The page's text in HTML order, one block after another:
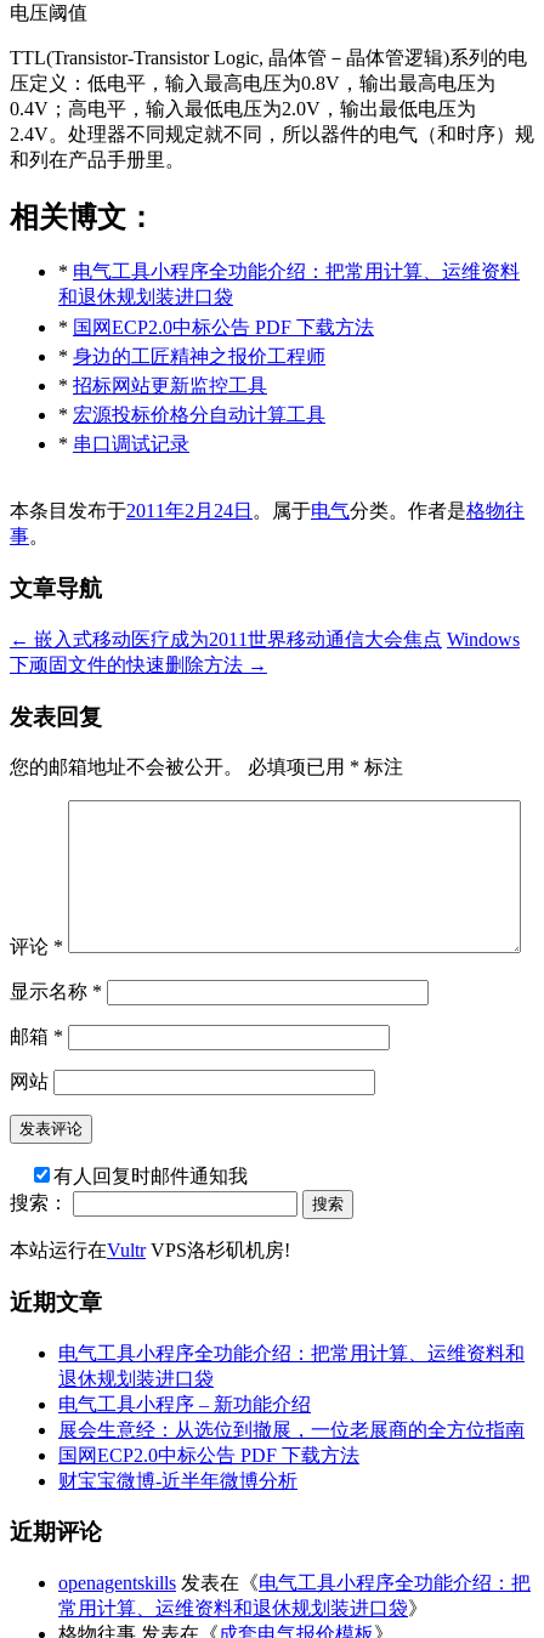
电压阈值
TTL(Transistor-Transistor Logic, 晶体管－晶体管逻辑)系列的电
压定义：低电平，输入最高电压为0.8V，输出最高电压为
0.4V；高电平，输入最低电压为2.0V，输出最低电压为
2.4V。处理器不同规定就不同，所以器件的电气（和时序）规
和列在产品手册里。
相关博文：
* 电气工具小程序全功能介绍：把常用计算、运维资料
和退休规划装进口袋
* 国网ECP2.0中标公告 PDF 下载方法
* 身边的工匠精神之报价工程师
* 招标网站更新监控工具
* 宏源投标价格分自动计算工具
* 串口调试记录
本条目发布于2011年2月24日 。属于电气分类。 作者是格物往
事。
文章导航
← 嵌入式移动医疗成为2011世界移动通信大会焦点 Windows
下顽固文件的快速删除方法 →
发表回复
您的邮箱地址不会被公开。 必填项已用 * 标注
评论 *
显示名称 *
邮箱 *
网站
有人回复时邮件通知我
搜索：
本站运行在VultrVPS洛杉矶机房!
近期文章
电气工具小程序全功能介绍：把常用计算、运维资料和
退休规划装进口袋
电气工具小程序 – 新功能介绍
展会生意经：从选位到撤展，一位老展商的全方位指南
国网ECP2.0中标公告 PDF 下载方法
财宝宝微博-近半年微博分析
近期评论
openagentskills 发表在《电气工具小程序全功能介绍：把
常用计算、运维资料和退休规划装进口袋》
格物往事 发表在《成套电气报价模板》